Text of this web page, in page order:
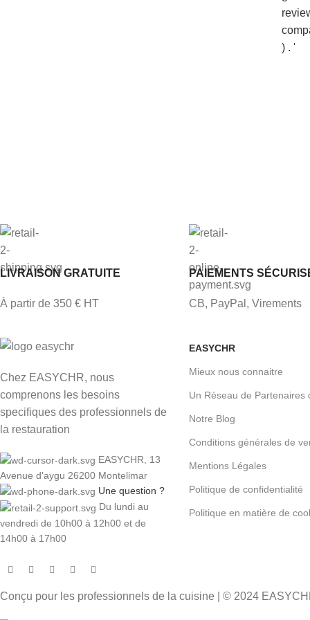
LIVRAISON GRATUITE
À partir de 350 € HT
PAIEMENTS
CB, PayPal, Virements
Chez EASYCHR, nous
comprenons les besoins
specifiques des professionnels de
la restauration
EASYCHR, 13
Avenue d'aygu 26200 Montelimar
Une question ?
Du lundi au
vendredi de 10h00 à 12h00 et de
14h00 à 17h00
EASYCHR
Mieux nous connaitre
Un Réseau de Partenaires
Notre Blog
Conditions générales de
Mentions Légales
Politique de confidentialité
Politique en matière de
Conçu pour les professionnels de la cuisine | © 2024